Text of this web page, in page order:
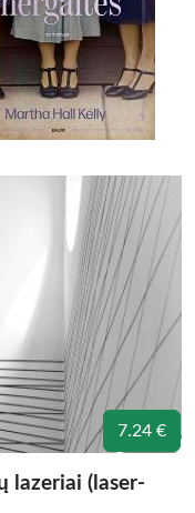
7.24 €
lazeriai (laser-